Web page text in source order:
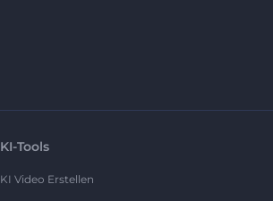
KI-Tools
KI Video Erstellen